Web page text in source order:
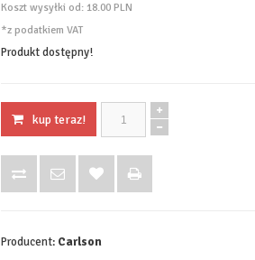
Koszt wysyłki od: 18.00 PLN
*z podatkiem VAT
Produkt dostępny!
kup teraz!
Producent: Carlson